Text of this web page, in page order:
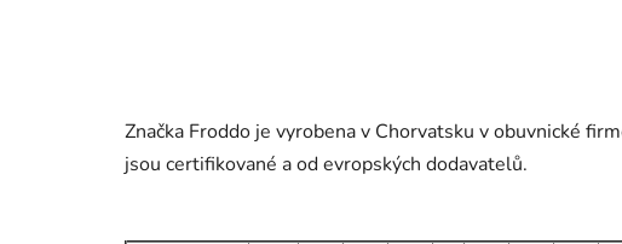
Značka Froddo je vyrobena v Chorvatsku v obuvnické
jsou certifikované a od evropských dodavatelů.